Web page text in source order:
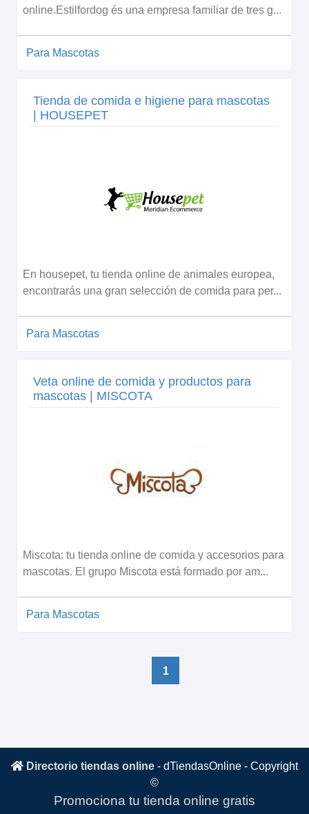
online.Estilfordog és una empresa familiar de tres g...
Para Mascotas
Tienda de comida e higiene para mascotas
| HOUSEPET
En housepet, tu tienda online de animales europea,
encontrarás una gran selección de comida para per...
Para Mascotas
Veta online de comida y productos para
mascotas | MISCOTA
Miscota: tu tienda online de comida y accesorios para
mascotas. El grupo Miscota está formado por am...
Para Mascotas
1
Directorio tiendas online - dTiendasOnline - Copyright
©
Promociona tu tienda online gratis